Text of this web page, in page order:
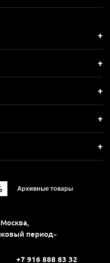
Архивные товары
период»
+7 916 888 83 32